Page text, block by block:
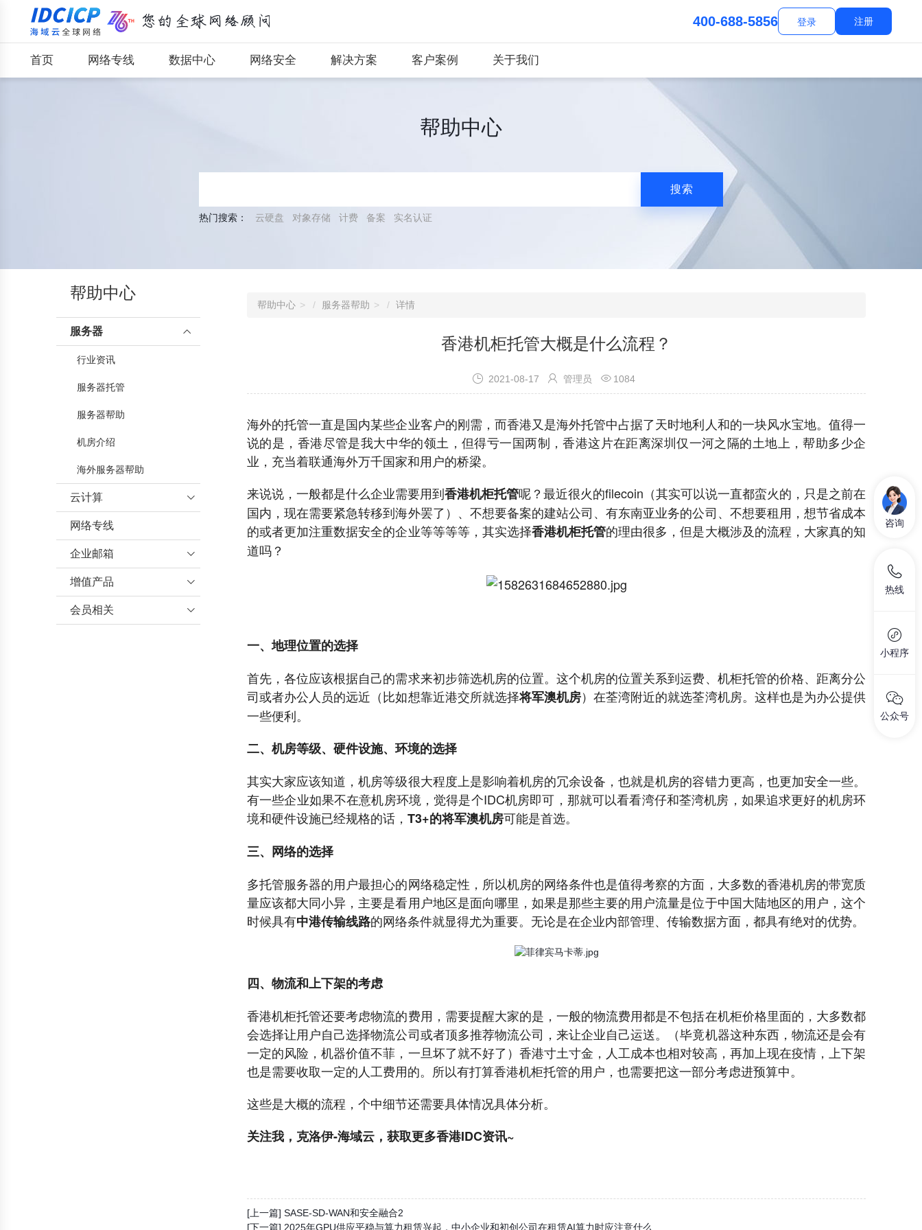
400-688-5856 登录 注册
首页 网络专线 数据中心 网络安全 解决方案 客户案例 关于我们
帮助中心
搜索
热门搜索： 云硬盘 对象存储 计费 备案 实名认证
帮助中心
服务器 
行业资讯
服务器托管
服务器帮助
机房介绍
海外服务器帮助
云计算 
云服务器
网络专线
企业邮箱 
企业邮箱帮助
增值产品 
增值业务帮助
会员相关 
帮助中心 服务器帮助 详情
香港机柜托管大概是什么流程？
 2021-08-17  管理员  1084
海外的托管一直是国内某些企业客户的刚需，而香港又是海外托管中占据了天时地利人和的一块风水宝地。值得一
说的是，香港尽管是我大中华的领土，但得亏一国两制，香港这片在距离深圳仅一河之隔的土地上，帮助多少企
业，充当着联通海外万千国家和用户的桥梁。
来说说，一般都是什么企业需要用到香港机柜托管呢？最近很火的filecoin（其实可以说一直都蛮火的，只是之前在
国内，现在需要紧急转移到海外罢了）、不想要备案的建站公司、有东南亚业务的公司、不想要租用，想节省成本
的或者更加注重数据安全的企业等等等等，其实选择香港机柜托管的理由很多，但是大概涉及的流程，大家真的知
道吗？
一、地理位置的选择
首先，各位应该根据自己的需求来初步筛选机房的位置。这个机房的位置关系到运费、机柜托管的价格、距离分公
司或者办公人员的远近（比如想靠近港交所就选择将军澳机房）在荃湾附近的就选荃湾机房。这样也是为办公提供
一些便利。
二、机房等级、硬件设施、环境的选择
其实大家应该知道，机房等级很大程度上是影响着机房的冗余设备，也就是机房的容错力更高，也更加安全一些。
有一些企业如果不在意机房环境，觉得是个IDC机房即可，那就可以看看湾仔和荃湾机房，如果追求更好的机房环
境和硬件设施已经规格的话， T3+的将军澳机房可能是首选。
三、网络的选择
多托管服务器的用户最担心的网络稳定性，所以机房的网络条件也是值得考察的方面，大多数的香港机房的带宽质
量应该都大同小异，主要是看用户地区是面向哪里，如果是那些主要的用户流量是位于中国大陆地区的用户，这个
时候具有中港传输线路的网络条件就显得尤为重要。无论是在企业内部管理、传输数据方面，都具有绝对的优势。
四、物流和上下架的考虑
香港机柜托管还要考虑物流的费用，需要提醒大家的是，一般的物流费用都是不包括在机柜价格里面的，大多数都
会选择让用户自己选择物流公司或者顶多推荐物流公司，来让企业自己运送。（毕竟机器这种东西，物流还是会有
一定的风险，机器价值不菲，一旦坏了就不好了）香港寸土寸金，人工成本也相对较高，再加上现在疫情，上下架
也是需要收取一定的人工费用的。所以有打算香港机柜托管的用户，也需要把这一部分考虑进预算中。
这些是大概的流程，个中细节还需要具体情况具体分析。
关注我，克洛伊-海域云，获取更多香港IDC资讯~
[上一篇] SASE-SD-WAN和安全融合2
[下一篇] 2025年GPU供应平稳与算力租赁兴起，中小企业和初创公司在租赁AI算力时应注意什么
咨询
热线
小程序
公众号